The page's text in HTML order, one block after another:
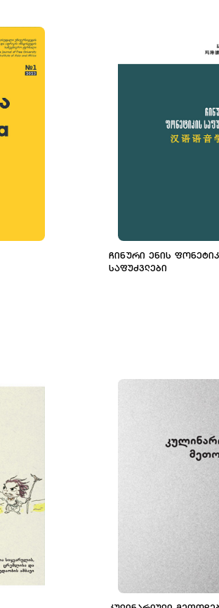
ᲩᲘᲜᲣᲠᲘ ᲔᲜᲘᲡ
ᲡᲐᲤᲣᲫᲕᲚᲔᲑᲘ